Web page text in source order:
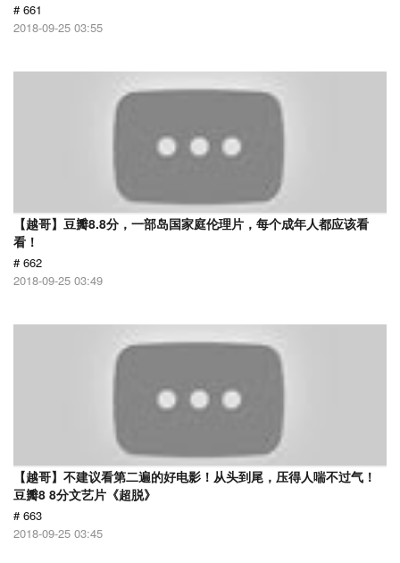
# 661
2018-09-25 03:55
【越哥】豆瓣8.8分，一部岛国家庭伦理片，每个成年人都应该看
看！
# 662
2018-09-25 03:49
【越哥】不建议看第二遍的好电影！从头到尾，压得人喘不过气！
豆瓣8 8分文艺片《超脱》
# 663
2018-09-25 03:45